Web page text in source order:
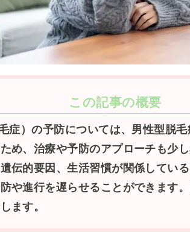
この記事の概要
症）の予防については、男性型脱
め、治療や予防のアプローチも少
伝的要因、生活習慣が関係してい
や進行を遅らせることができます
ます。